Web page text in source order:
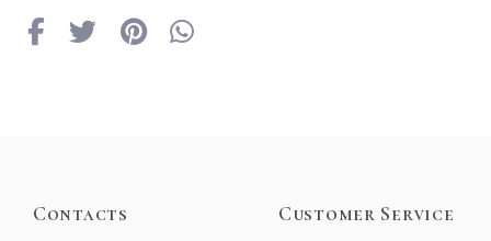
Contacts Customer Service